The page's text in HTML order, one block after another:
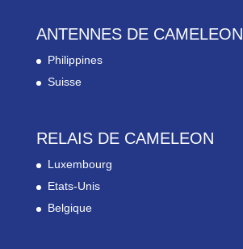
ANTENNES DE CAMELEON
Philippines
Suisse
RELAIS DE CAMELEON
Luxembourg
Etats-Unis
Belgique